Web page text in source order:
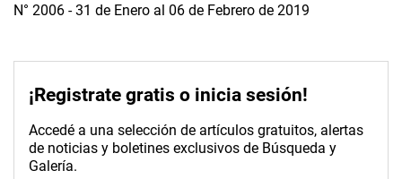
N° 2006 - 31 de Enero al 06 de Febrero de 2019
¡Registrate gratis o inicia sesión!
Accedé a una selección de artículos gratuitos, alertas
de noticias y boletines exclusivos de Búsqueda y
Galería.